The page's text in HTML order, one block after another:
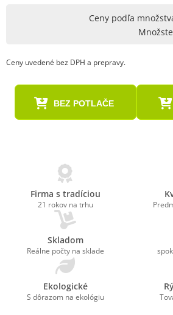
Ceny podľa
Ceny uvedené bez DPH a prepravy.
BEZ POTLAČE
Firma s tradíciou
21 rokov na trhu
Skladom
Reálne počty na sklade
Ekologické
S dôrazom na ekológiu